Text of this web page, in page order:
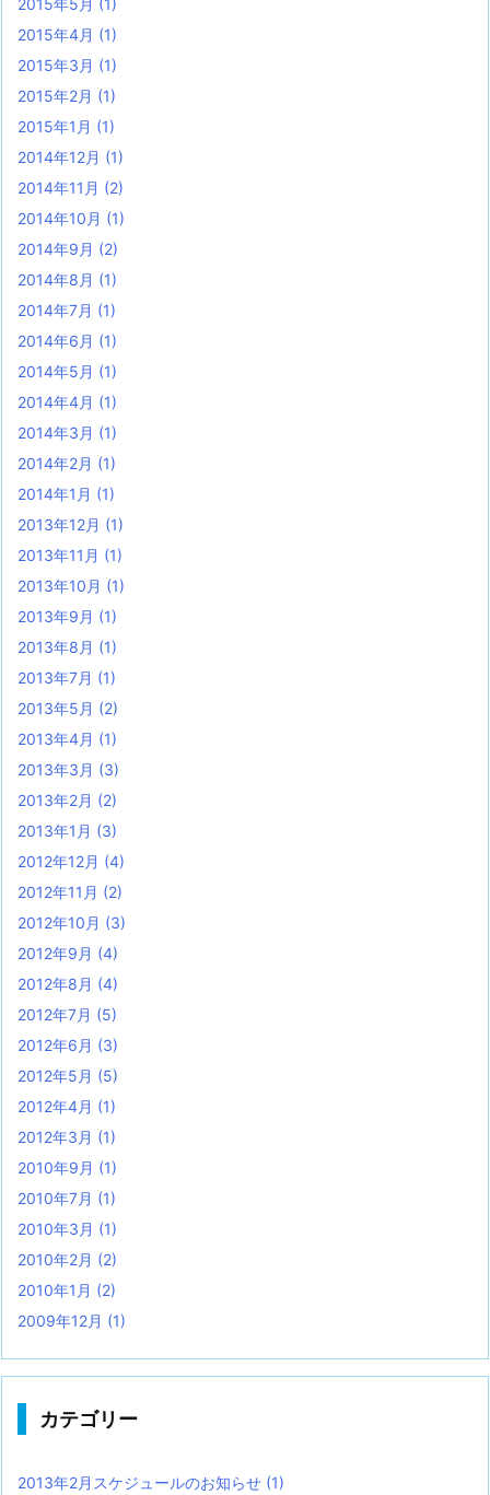
2015年5月 (1)
2015年4月 (1)
2015年3月 (1)
2015年2月 (1)
2015年1月 (1)
2014年12月 (1)
2014年11月 (2)
2014年10月 (1)
2014年9月 (2)
2014年8月 (1)
2014年7月 (1)
2014年6月 (1)
2014年5月 (1)
2014年4月 (1)
2014年3月 (1)
2014年2月 (1)
2014年1月 (1)
2013年12月 (1)
2013年11月 (1)
2013年10月 (1)
2013年9月 (1)
2013年8月 (1)
2013年7月 (1)
2013年5月 (2)
2013年4月 (1)
2013年3月 (3)
2013年2月 (2)
2013年1月 (3)
2012年12月 (4)
2012年11月 (2)
2012年10月 (3)
2012年9月 (4)
2012年8月 (4)
2012年7月 (5)
2012年6月 (3)
2012年5月 (5)
2012年4月 (1)
2012年3月 (1)
2010年9月 (1)
2010年7月 (1)
2010年3月 (1)
2010年2月 (2)
2010年1月 (2)
2009年12月 (1)
カテゴリー
2013年2月スケジュールのお知らせ (1)